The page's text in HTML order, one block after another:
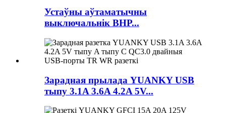
Устаўны аўтаматычны
выключальнік BHP...
Зарадная прылада YUANKY USB
тыпу 3.1A 3.6A 4.2A 5V...